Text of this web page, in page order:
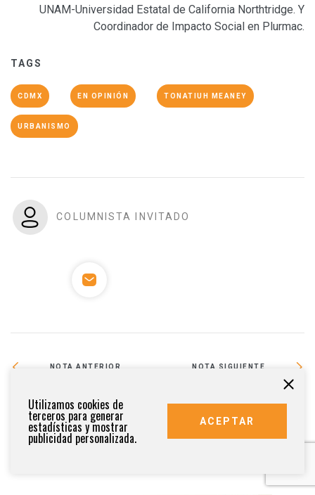
UNAM-Universidad Estatal de California Northtridge. Y
Coordinador de Impacto Social en Plurmac.
TAGS
CDMX EN OPINIÓN TONATIUH MEANEY
URBANISMO
COLUMNISTA INVITADO
NOTA ANTERIOR
Sectur estima una derrama
económica de más de 25,000 mdd
para 2022
NOTA SIGUIENTE
Utilizamos cookies de
terceros para generar
estadísticas y mostrar
publicidad personalizada.
ACEPTAR